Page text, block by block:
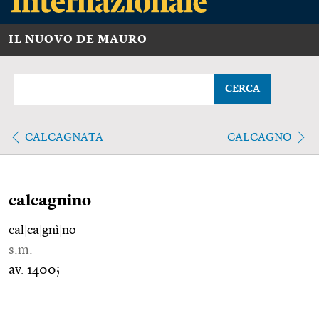
IL NUOVO DE MAURO
CERCA
CALCAGNATA CALCAGNO
calcagnino
cal ca gnì no
s.m.
av. 1400;